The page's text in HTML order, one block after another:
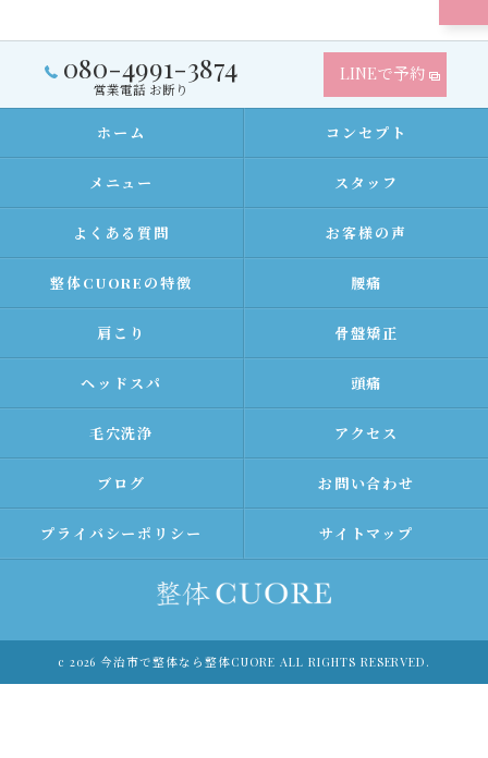
080-4991-3874
営業電話 お断り
LINEで予約
ホーム コンセプト
メニュー スタッフ
よくある質問 お客様の声
整体CUOREの特徴 腰痛
肩こり 骨盤矯正
ヘッドスパ 頭痛
毛穴洗浄 アクセス
ブログ お問い合わせ
プライバシーポリシー サイトマップ
c 2026 今治市で整体なら整体CUORE ALL RIGHTS RESERVED.